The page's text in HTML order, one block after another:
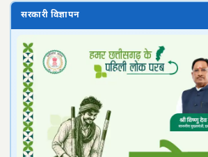
सरकारी विज्ञापन